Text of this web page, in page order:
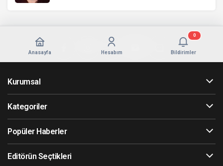
Anasayfa Hesabım Bildirimler
0
Kurumsal
Kategoriler
Popüler Haberler
Editörün Seçtikleri